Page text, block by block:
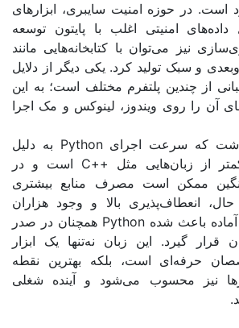
امنیت سایبری، ابزارهای
اغلب با پایتون توسعه
با کتابخانه‌هایی مانند
تولید کرد. یکی دیگر از دلایل
پلتفرم مختلف است؛ به این
ویندوز، لینوکس و مک اجرا
اجرای Python
به دلیل
مثل++C
است و در
است مصرف منابع بیشتری
بالا و وجود هزاران
شده
همچنان در صدر
این زبان نه‌تنها یک ابزار
است، بلکه بهترین نقطه
می‌شود و آینده شغلی